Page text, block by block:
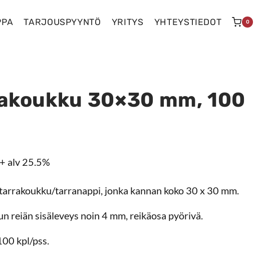
TARJOUSPYYNTÖ YRITYS YHTEYSTIEDOT 0
30×30 mm, 100
+ alv 25.5%
tarranappi, jonka kannan koko 30 x 30 mm.
reiän sisäleveys noin 4 mm, reikäosa pyörivä.
kpl/pss.